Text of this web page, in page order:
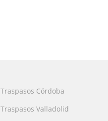
Traspasos Córdoba
Traspasos Valladolid